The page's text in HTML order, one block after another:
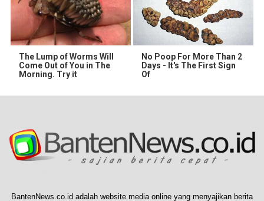
The Lump of Worms Will
Come Out of You in The
Morning. Try it
No Poop For More Than 2
Days - It's The First Sign
Of
BantenNews.co.id adalah website media online yang menyajikan berita